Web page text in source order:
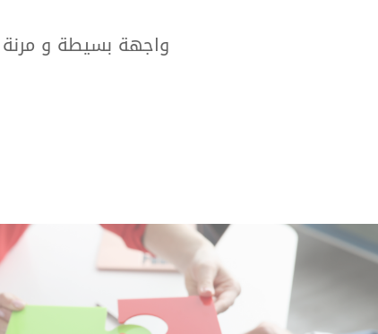
واجهة بسيطة و مرنة